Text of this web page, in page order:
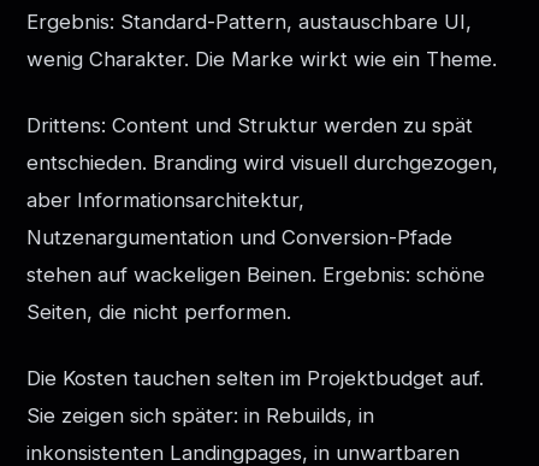
Ergebnis: Standard-Pattern, austauschbare UI,
wenig Charakter. Die Marke wirkt wie ein Theme.
Drittens: Content und Struktur werden zu spät
entschieden. Branding wird visuell durchgezogen,
aber Informationsarchitektur,
Nutzenargumentation und Conversion-Pfade
stehen auf wackeligen Beinen. Ergebnis: schöne
Seiten, die nicht performen.
Die Kosten tauchen selten im Projektbudget auf.
Sie zeigen sich später: in Rebuilds, in
inkonsistenten Landingpages, in unwartbaren